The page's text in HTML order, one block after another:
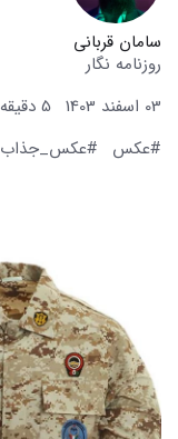
سامان قربانی
روزنامه نگار
03 اسفند 1403
5 دقیقه زمان مطالعه
#عکس
#عکس_جذاب